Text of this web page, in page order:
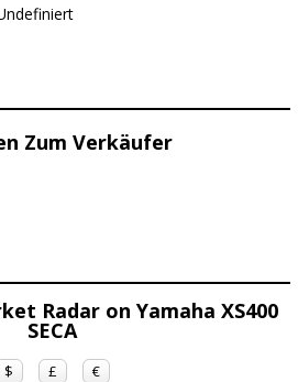
Zum Verkäufer
Radar on Yamaha XS400
SECA
$ £ €